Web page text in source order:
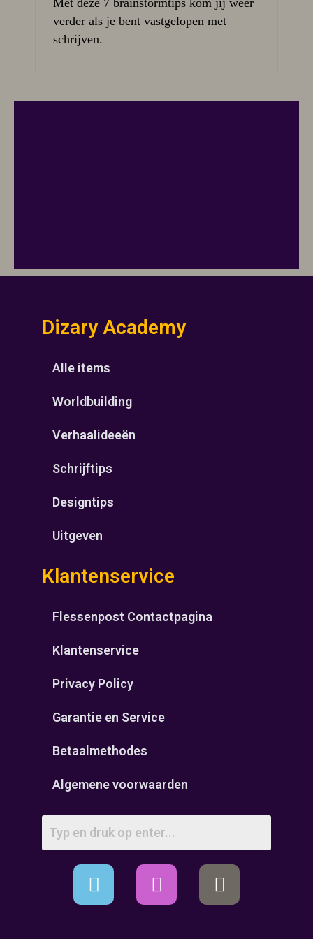
Met deze 7 brainstormtips kom jij weer
verder als je bent vastgelopen met
schrijven.
Dizary Academy
Alle items
Worldbuilding
Verhaalideeën
Schrijftips
Designtips
Uitgeven
Klantenservice
Flessenpost Contactpagina
Klantenservice
Privacy Policy
Garantie en Service
Betaalmethodes
Algemene voorwaarden